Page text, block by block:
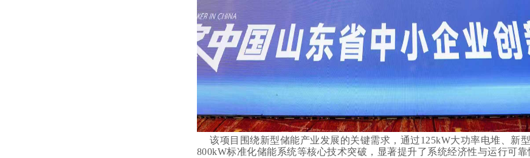
该项目围绕新型储能产业发展的关键需求，通过125kW大功率电堆、新
800kW标准化储能系统等核心技术突破，显著提升了系统经济性与运行可靠